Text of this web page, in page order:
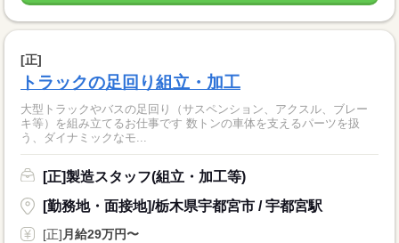
[正]
トラックの足回り組立・加工
大型トラックやバスの足回り（サスペンション、アクスル、ブレー
キ等）を組み立てるお仕事です 数トンの車体を支えるパーツを扱
う、ダイナミックなモ...
[正]製造スタッフ(組立・加工等)
[勤務地・面接地]/栃木県宇都宮市 / 宇都宮駅
[正]月給29万円〜